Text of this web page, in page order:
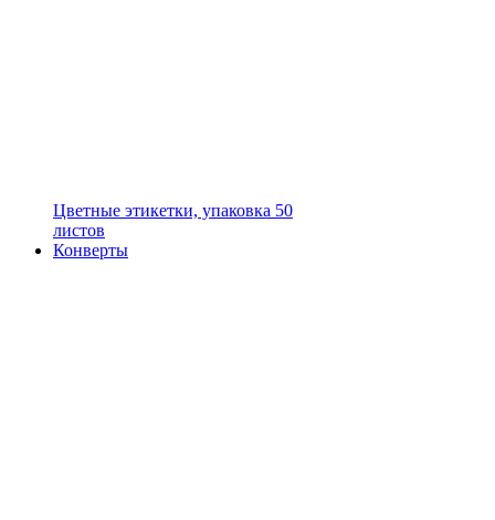
Цветные этикетки, упаковка 50
листов
Конверты